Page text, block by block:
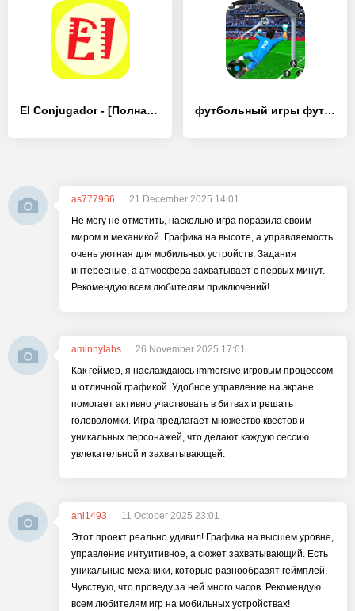
El Conjugador - [Полная версия] футбольный игры футбол 2022
as777966
21 December 2025 14:01
Не могу не отметить, насколько игра поразила своим
миром и механикой. Графика на высоте, а управляемость
очень уютная для мобильных устройств. Задания
интересные, а атмосфера захватывает с первых минут.
Рекомендую всем любителям приключений!
aminnylabs
26 November 2025 17:01
Как геймер, я наслаждаюсь immersive игровым процессом
и отличной графикой. Удобное управление на экране
помогает активно участвовать в битвах и решать
головоломки. Игра предлагает множество квестов и
уникальных персонажей, что делают каждую сессию
увлекательной и захватывающей.
ani1493
11 October 2025 23:01
Этот проект реально удивил! Графика на высшем уровне,
управление интуитивное, а сюжет захватывающий. Есть
уникальные механики, которые разнообразят геймплей.
Чувствую, что проведу за ней много часов. Рекомендую
всем любителям игр на мобильных устройствах!